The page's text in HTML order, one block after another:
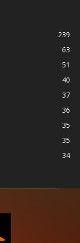
239
63
51
40
37
36
35
35
34